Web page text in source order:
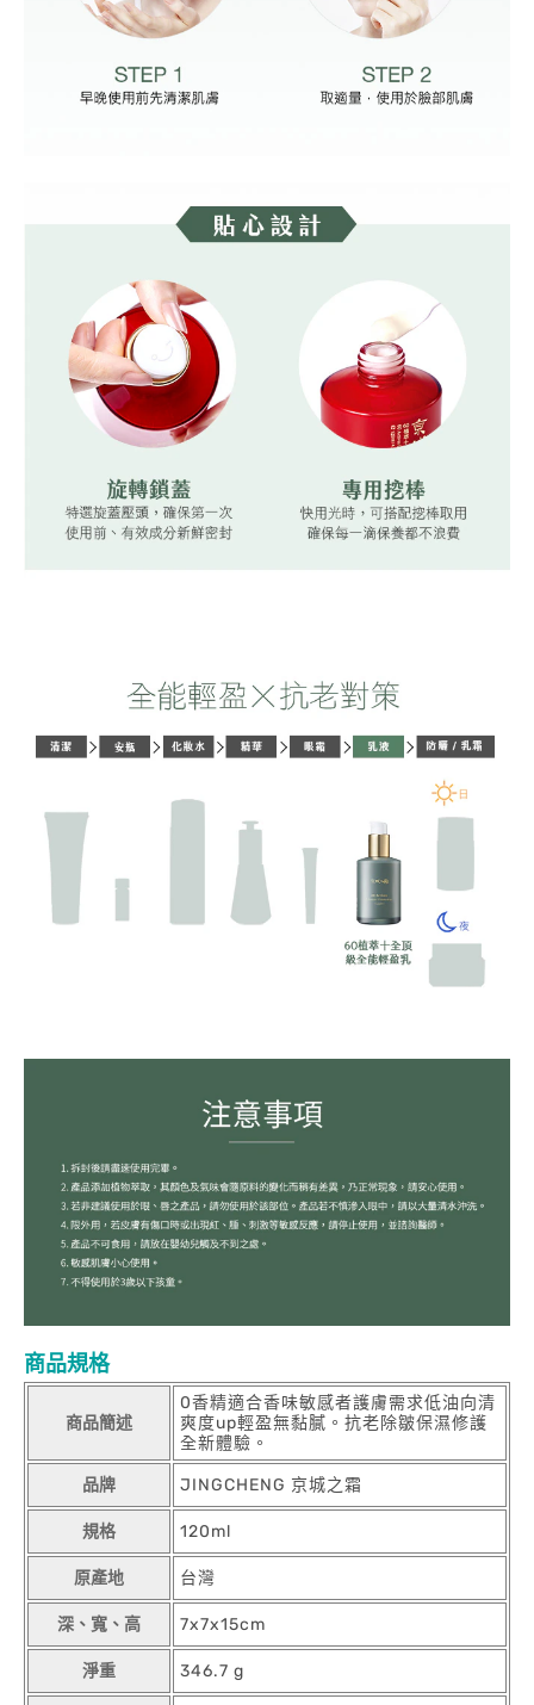
商品規格
商品簡述
0香精適合香味敏感者護膚需求低油向清
爽度up輕盈無黏膩。抗老除皺保濕修護
全新體驗。
品牌 JINGCHENG 京城之霜
規格 120ml
原產地 台灣
深、寬、高 7x7x15cm
淨重 346.7 g